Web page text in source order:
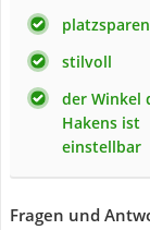
stilvoll
der Winkel
Hakens ist
einstellbar
Fragen und